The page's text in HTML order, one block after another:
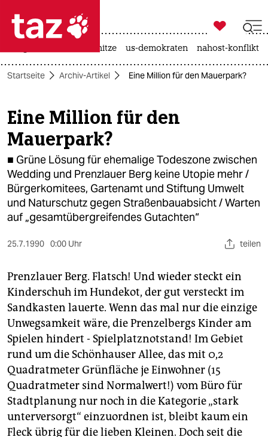
 taz zahl ich
taz zahl ich
themen
politik
öko
gesellschaft
kultur
sport
berlin
nord
wahrheit
verlag
verlag
veranstaltungen
shop

taz zahl ich
hitze us-demokraten nahost-konflikt
Startseite Archiv-Artikel Eine Million für den Mauerpark?
Eine Million für den
Mauerpark?
■ Grüne Lösung für ehemalige Todeszone zwischen
Wedding und Prenzlauer Berg keine Utopie mehr /
Bürgerkomitees, Gartenamt und Stiftung Umwelt
und Naturschutz gegen Straßenbauabsicht / Warten
auf „gesamtübergreifendes Gutachten“
25.7.1990 0:00 Uhr teilen
Prenzlauer Berg. Flatsch! Und wieder steckt ein
Kinderschuh im Hundekot, der gut versteckt im
Sandkasten lauerte. Wenn das mal nur die einzige
Unwegsamkeit wäre, die Prenzelbergs Kinder am
Spielen hindert - Spielplatznotstand! Im Gebiet
rund um die Schönhauser Allee, das mit 0,2
Quadratmeter Grünfläche je Einwohner (15
Quadratmeter sind Normalwert!) vom Büro für
Stadtplanung nur noch in die Kategorie „stark
unterversorgt“ einzuordnen ist, bleibt kaum ein
Fleck übrig für die lieben Kleinen. Doch seit die